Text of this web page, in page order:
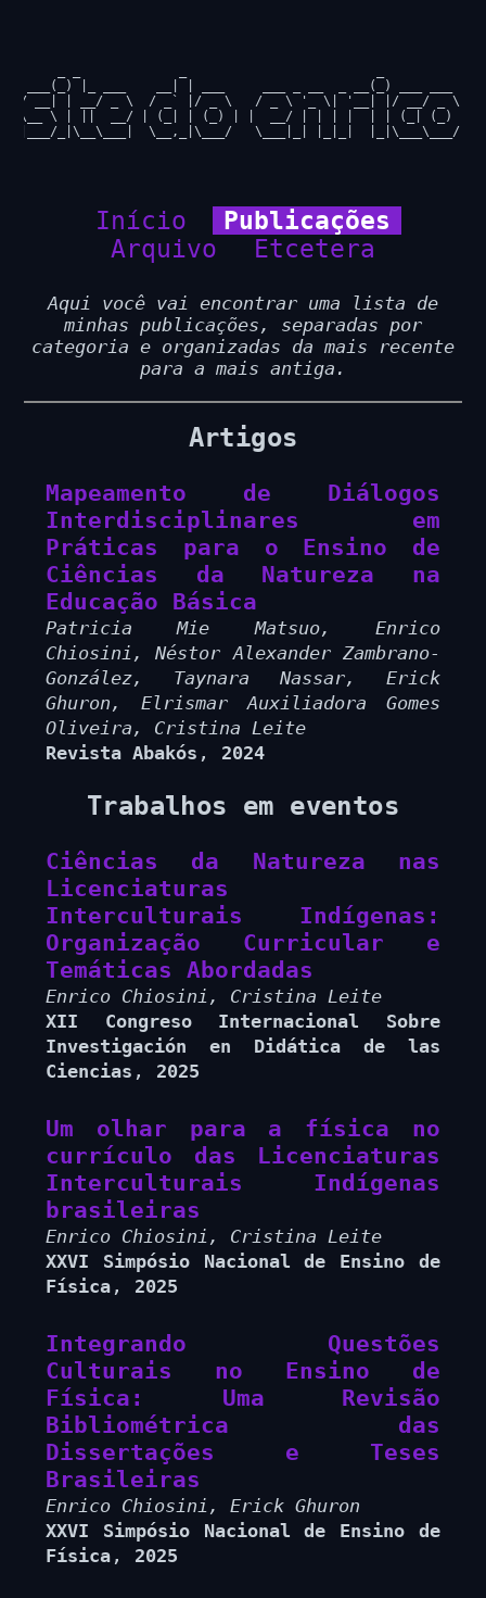
___(_) |_ ___    __| | ___     ___ _ __  _ __(_) ___ ___
/ __| | __/ _ \  / _` |/ _ \   / _ \ '_ \| '__| |/ __/ _ \
\__ \ | ||  __/ | (_| | (_) | |  __/ | | | |  | | (_| (_) |
|___/_|\__\___|  \__,_|\___/   \___|_| |_|_|  |_|\___\___/
Início
Publicações
Arquivo
Etcetera
Aqui você vai encontrar uma lista de
minhas publicações, separadas por
categoria e organizadas da mais recente
para a mais antiga.
Artigos
Mapeamento de Diálogos
Interdisciplinares em
Práticas para o Ensino de
Ciências da Natureza na
Educação Básica
Patricia Mie Matsuo, Enrico
Chiosini, Néstor Alexander Zambrano-
González, Taynara Nassar, Erick
Ghuron, Elrismar Auxiliadora Gomes
Oliveira, Cristina Leite
Revista Abakós , 2024
Trabalhos em eventos
Ciências da Natureza nas
Licenciaturas
Interculturais Indígenas:
Organização Curricular e
Temáticas Abordadas
Enrico Chiosini, Cristina Leite
XII Congreso Internacional Sobre
Investigación en Didática de las
Ciencias , 2025
Um olhar para a física no
currículo das Licenciaturas
Interculturais Indígenas
brasileiras
Enrico Chiosini, Cristina Leite
XXVI Simpósio Nacional de Ensino de
Física , 2025
Integrando Questões
Culturais no Ensino de
Física: Uma Revisão
Bibliométrica das
Dissertações e Teses
Brasileiras
Enrico Chiosini, Erick Ghuron
XXVI Simpósio Nacional de Ensino de
Física , 2025